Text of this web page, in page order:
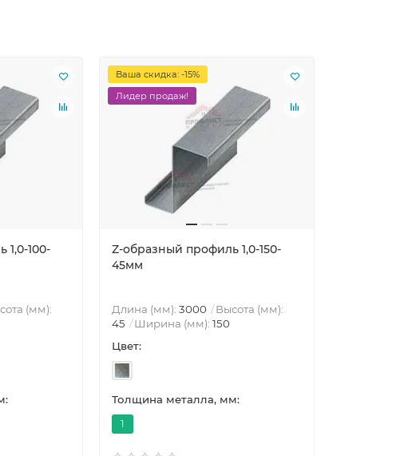
1,0-100-
(мм):
Ваша скидка: -15%
Лидер продаж!
Z-образный профиль 1,0-150-
45мм
Длина (мм): 3000
Высота (мм):
45
Ширина (мм): 150
Цвет:
Толщина металла, мм:
1